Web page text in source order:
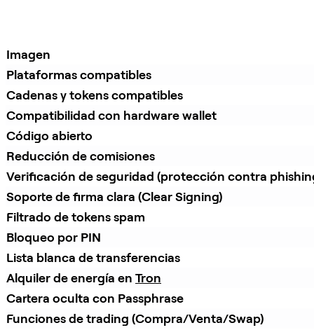
Imagen
Plataformas compatibles
Cadenas y tokens compatibles
Compatibilidad con hardware wallet
Código abierto
Reducción de comisiones
Verificación de seguridad (protección contra
Soporte de firma clara (Clear Signing)
Filtrado de tokens spam
Bloqueo por PIN
Lista blanca de transferencias
Alquiler de energía en Tron
Cartera oculta con Passphrase
Funciones de trading (Compra/Venta/Swap)